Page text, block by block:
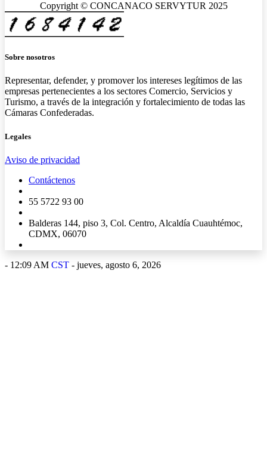
Copyright © CONCANACO SERVYTUR 2025
Sobre nosotros
Representar, defender, y promover los intereses legítimos de las
empresas pertenecientes a los sectores Comercio, Servicios y
Turismo, a través de la integración y fortalecimiento de todas las
Cámaras Confederadas.
Legales
Aviso de privacidad
Contáctenos
55 5722 93 00
Balderas 144, piso 3, Col. Centro, Alcaldía Cuauhtémoc,
CDMX, 06070
- 12:09 AM CST - jueves, agosto 6, 2026